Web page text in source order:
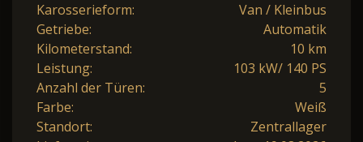
Karosserieform:
Van / Kleinbus
Getriebe:
Automatik
Kilometerstand:
10 km
Leistung:
103 kW/ 140 PS
Anzahl der Türen:
5
Farbe:
Weiß
Standort:
Zentrallager